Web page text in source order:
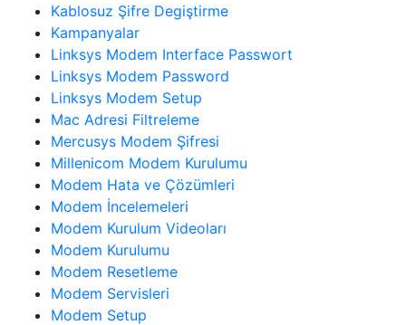
Kablosuz Şifre Degiştirme
Kampanyalar
Linksys Modem Interface Passwort
Linksys Modem Password
Linksys Modem Setup
Mac Adresi Filtreleme
Mercusys Modem Şifresi
Millenicom Modem Kurulumu
Modem Hata ve Çözümleri
Modem İncelemeleri
Modem Kurulum Videoları
Modem Kurulumu
Modem Resetleme
Modem Servisleri
Modem Setup